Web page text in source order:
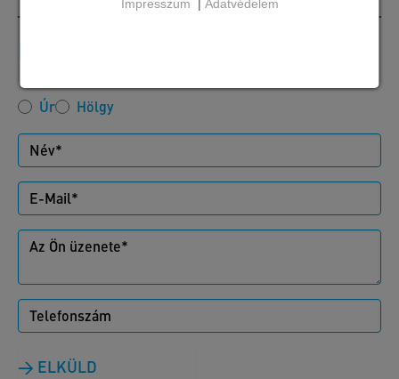
Úr Hölgy
ELKÜLD
Impresszum | Adatvédelem